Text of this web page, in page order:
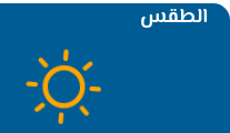
الطقس